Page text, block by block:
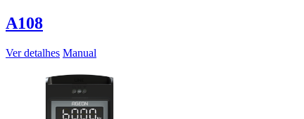
A108
Ver detalhes Manual